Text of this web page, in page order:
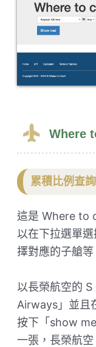
Where
累積比例查詢
這是 Where to
以在下拉選單
擇對應的子艙等
以長榮航空的
Airways」並且
按下「show
一張，長榮航